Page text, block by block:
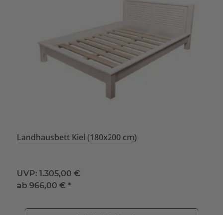
Landhausbett Kiel (180x200 cm)
UVP: 1.305,00 €
ab966,00 € *